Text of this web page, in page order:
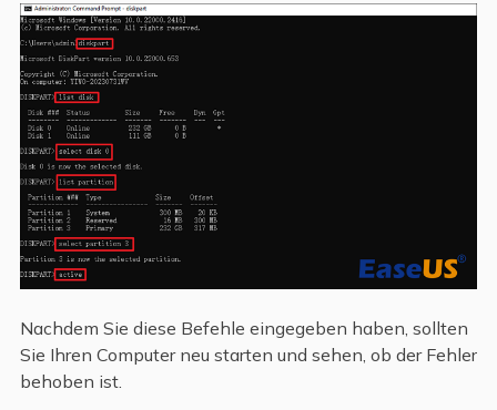
Nachdem Sie diese Befehle eingegeben haben, sollten
Sie Ihren Computer neu starten und sehen, ob der Fehler
behoben ist.